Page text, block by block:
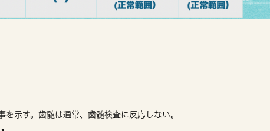
示す。歯髄は通常、歯髄検査に反応しない。